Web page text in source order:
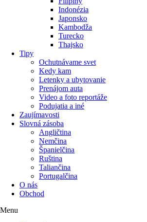
Indonézia
Japonsko
Kambodža
Turecko
Thajsko
Tipy
Ochutnávame svet
Kedy kam
Letenky a ubytovanie
Prenájom auta
Video a foto reportáže
Podujatia a iné
Zaujímavosti
Slovná zásoba
Angličtina
Nemčina
Španielčina
Ruština
Taliančina
Portugalčina
O nás
Obchod
Menu